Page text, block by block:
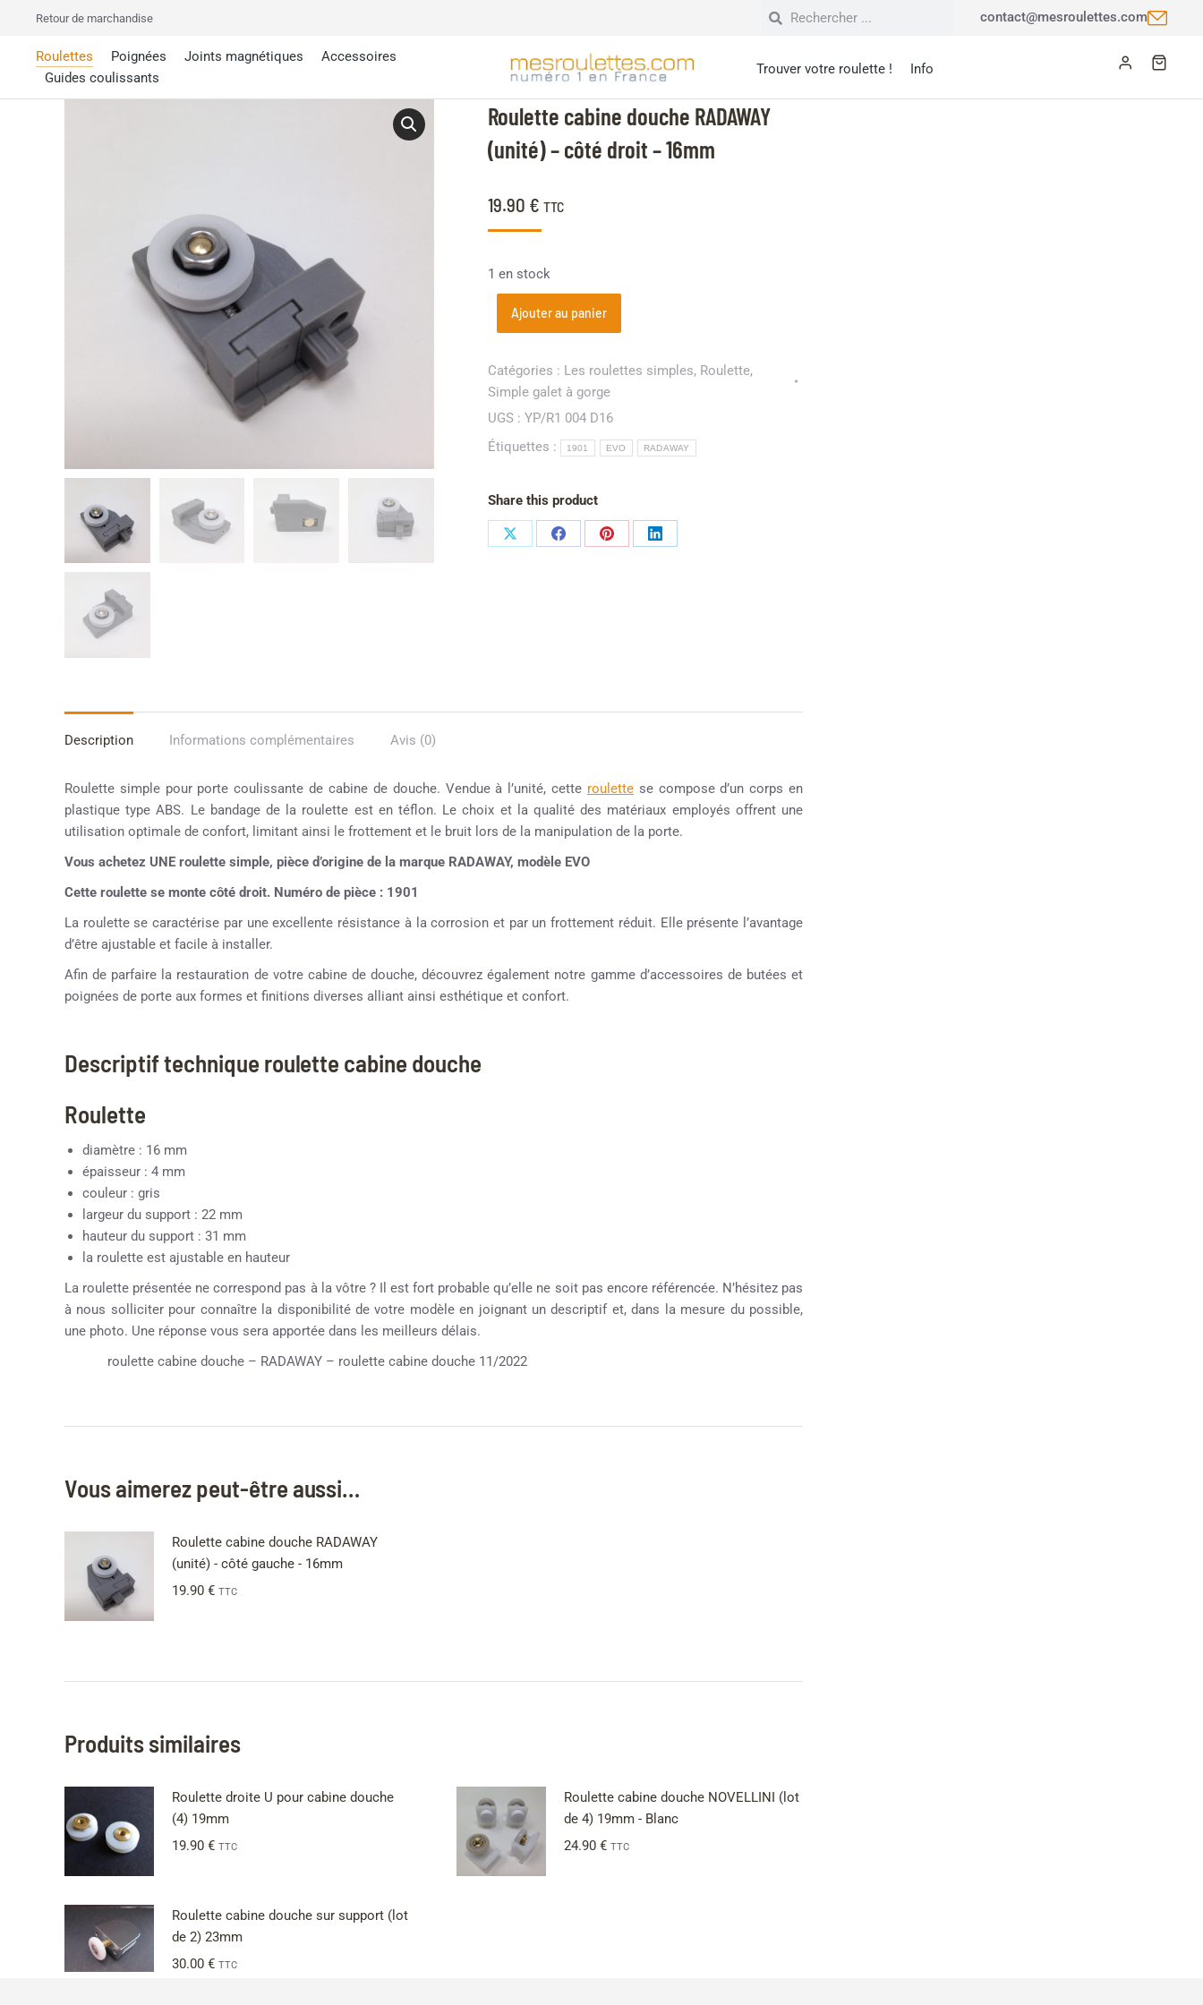
Retour de marchandise contact@mesroulettes.com
Roulettes Poignées Joints magnétiques
Accessoires
Guides coulissants
Trouver votre roulette ! Info
Roulette cabine douche RADAWAY
(unité) – côté droit – 16mm
19.90 € TTC
1 en stock
Ajouter au panier
Catégories : Les roulettes simples, Roulette,
Simple galet à gorge
UGS : YP/R1 004 D16
Étiquettes :
1901 EVO RADAWAY
Share this product
Description Informations complémentaires Avis (0)
Roulette simple pour porte coulissante de cabine de douche. Vendue à l’unité, cette roulettese compose d’un corps en
plastique type ABS. Le bandage de la roulette est en téflon. Le choix et la qualité des matériaux employés offrent une
utilisation optimale de confort, limitant ainsi le frottement et le bruit lors de la manipulation de la porte.
Vous achetez UNE roulette simple, pièce d’origine de la marque RADAWAY, modèle EVO
Cette roulette se monte côté droit. Numéro de pièce : 1901
La roulette se caractérise par une excellente résistance à la corrosion et par un frottement réduit. Elle présente l’avantage
d’être ajustable et facile à installer.
Afin de parfaire la restauration de votre cabine de douche, découvrez également notre gamme d’accessoires de butées et
poignées de porte aux formes et finitions diverses alliant ainsi esthétique et confort.
Descriptif technique roulette cabine douche
Roulette
diamètre : 16 mm
épaisseur : 4 mm
couleur : gris
largeur du support : 22 mm
hauteur du support : 31 mm
la roulette est ajustable en hauteur
La roulette présentée ne correspond pas à la vôtre ? Il est fort probable qu’elle ne soit pas encore référencée. N’hésitez pas
à nous solliciter pour connaître la disponibilité de votre modèle en joignant un descriptif et, dans la mesure du possible,
une photo. Une réponse vous sera apportée dans les meilleurs délais.
roulette cabine douche – RADAWAY – roulette cabine douche 11/2022
Vous aimerez peut-être aussi…
Roulette cabine douche RADAWAY
(unité) - côté gauche - 16mm
19.90 € TTC
Produits similaires
Roulette droite U pour cabine douche
(4) 19mm
19.90 € TTC
Roulette cabine douche NOVELLINI (lot
de 4) 19mm - Blanc
24.90 € TTC
Roulette cabine douche sur support (lot
de 2) 23mm
30.00 € TTC